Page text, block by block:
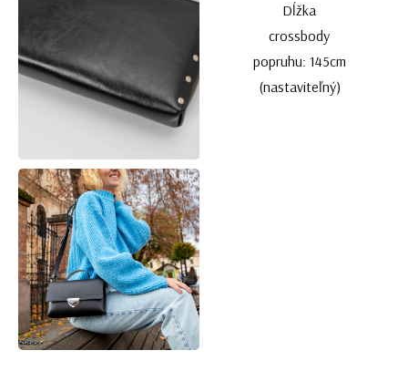
Dĺžka
crossbody
popruhu: 145cm
(nastaviteľný)